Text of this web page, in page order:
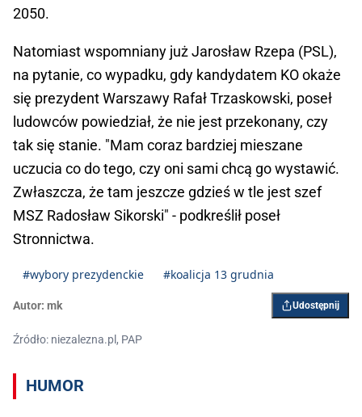
2050.
Natomiast wspomniany już Jarosław Rzepa (PSL),
na pytanie, co wypadku, gdy kandydatem KO okaże
się prezydent Warszawy Rafał Trzaskowski, poseł
ludowców powiedział, że nie jest przekonany, czy
tak się stanie. "Mam coraz bardziej mieszane
uczucia co do tego, czy oni sami chcą go wystawić.
Zwłaszcza, że tam jeszcze gdzieś w tle jest szef
MSZ Radosław Sikorski" - podkreślił poseł
Stronnictwa.
#wybory prezydenckie #koalicja 13 grudnia
Autor: mk Udostępnij
Źródło: niezalezna.pl, PAP
HUMOR